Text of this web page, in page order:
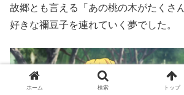
故郷とも言える「あの桃の木がたくさ
好きな禰豆子を連れていく夢でした。
ホーム 検索 トップ